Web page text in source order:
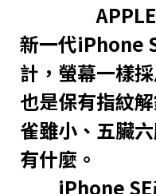
APPLE
新一代iPhone
計，螢幕一樣
也是保有指紋
雀雖小、五臟
有什麼。
iPhone